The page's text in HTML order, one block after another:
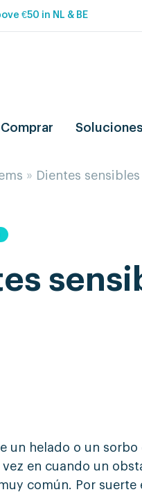
€50 in NL & BE
Comprar Soluciones
» Dientes sensibles
un helado o un
en cuando un
común. Por